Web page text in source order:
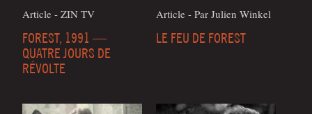
Article - ZIN TV
FOREST, 1991 —
QUATRE JOURS DE
RÉVOLTE
Article - Par Julien Win­kel
LE FEU DE FOREST